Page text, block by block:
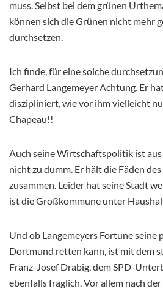
muss. Selbst bei dem grünen
können sich die Grünen nicht mehr
durchsetzen.
Ich finde, für eine solche
Gerhard Langemeyer Achtung. Er
diszipliniert, wie vor ihm vielleicht
Chapeau!!
Auch seine Wirtschaftspolitik ist
nicht zu dumm. Er hält die Fäden
zusammen. Leider hat seine Stadt
ist die Großkommune unter
Und ob Langemeyers Fortune seine
Dortmund retten kann, ist mit dem
Franz-Josef Drabig, dem SPD-
ebenfalls fraglich. Vor allem nach